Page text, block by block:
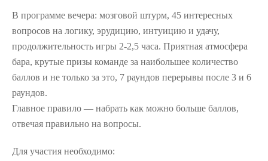
В программе вечера: мозговой штурм, 45 интересных
вопросов на логику, эрудицию, интуицию и удачу,
продолжительность игры 2-2,5 часа. Приятная атмосфера
бара, крутые призы команде за наибольшее количество
баллов и не только за это, 7 раундов перерывы после 3 и 6
раундов.
Главное правило — набрать как можно больше баллов,
отвечая правильно на вопросы.
Для участия необходимо: